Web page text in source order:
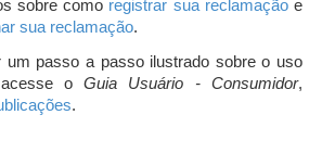
sobre como registrar sua reclamaçãoe
sua reclamação.
um passo a passo ilustrado sobre o uso
acesse oGuia Usuário - Consumidor,
.